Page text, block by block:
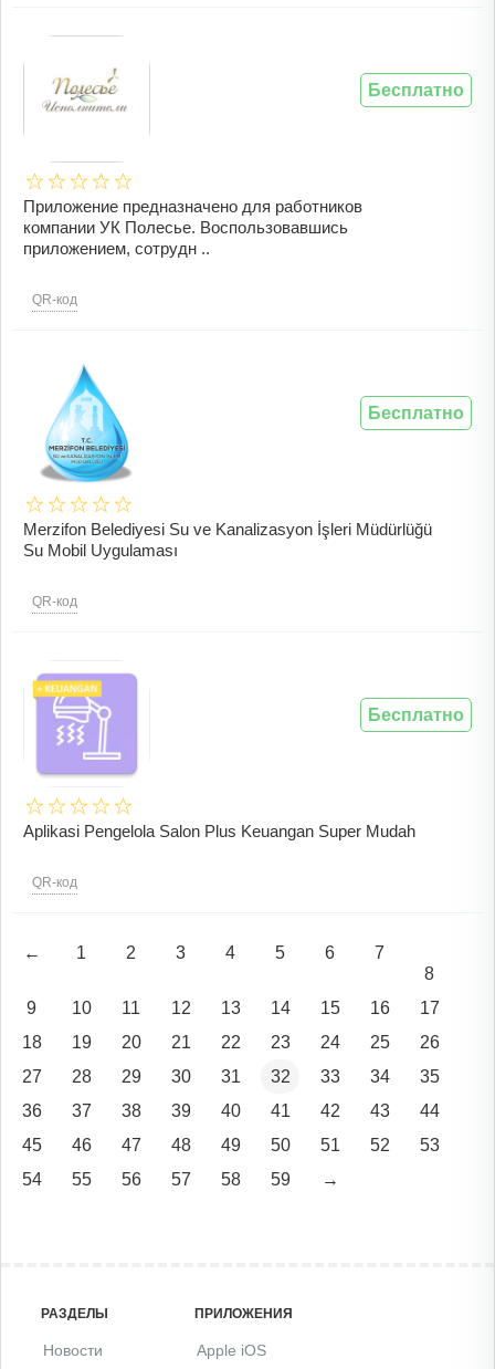
Приложение предназначено для работников
компании УК Полесье. Воспользовавшись
приложением, сотрудн ..
QR-код
Бесплатно
Merzifon Belediyesi Su ve Kanalizasyon İşleri Müdürlüğü
Su Mobil Uygulaması
QR-код
Бесплатно
Aplikasi Pengelola Salon Plus Keuangan Super Mudah
QR-код
Бесплатно
← 1 2 3 4 5 6
7
8
9
10 11 12 13 14 15 16
17
18
19 20 21 22 23 24 25
26
27
28 29 30 31 32 33 34
35
36
37 38 39 40 41 42 43
44
45
46 47 48 49 50 51 52
53
54
55 56 57 58 59 →
РАЗДЕЛЫ
Новости
ПРИЛОЖЕНИЯ
Apple iOS